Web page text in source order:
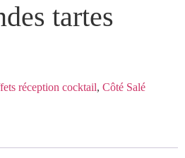
tartes
réception cocktail, Côté Salé